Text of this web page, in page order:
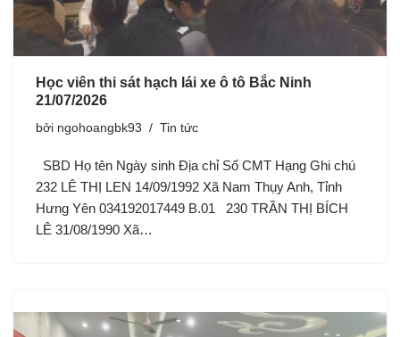
Học viên thi sát hạch lái xe ô tô Bắc Ninh
21/07/2026
bởi ngohoangbk93 Tin tức
SBD Họ tên Ngày sinh Địa chỉ Số CMT Hạng Ghi chú
232 LÊ THỊ LEN 14/09/1992 Xã Nam Thụy Anh, Tỉnh
Hưng Yên 034192017449 B.01 230 TRẦN THỊ BÍCH
LÊ 31/08/1990 Xã…